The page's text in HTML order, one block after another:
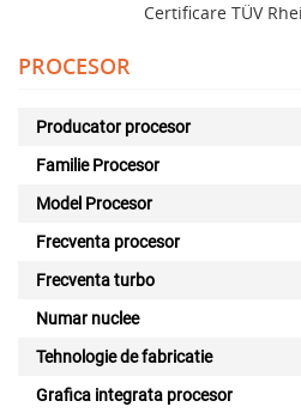
Certificare TÜV
PROCESOR
Producator procesor
Familie Procesor
Model Procesor
Frecventa procesor
Frecventa turbo
Numar nuclee
Tehnologie de fabricatie
Grafica integrata procesor